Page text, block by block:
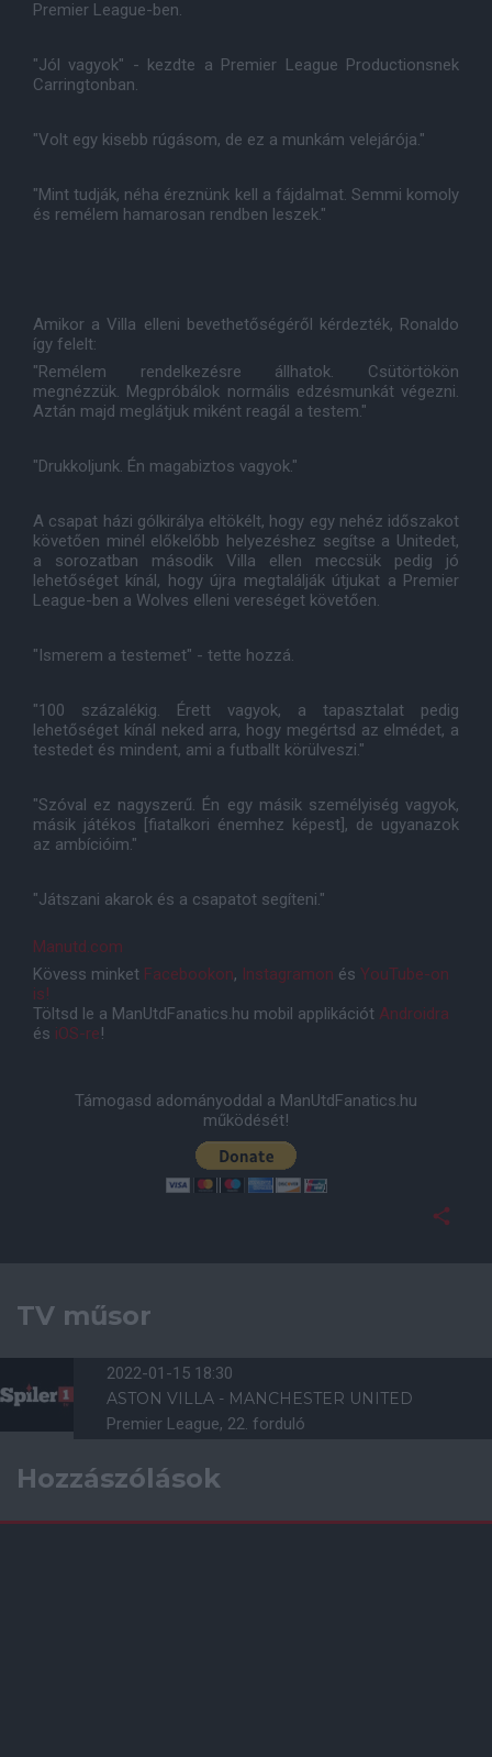
Premier League-ben.
"Jól vagyok" - kezdte a Premier League Productionsnek
Carringtonban.
"Volt egy kisebb rúgásom, de ez a munkám velejárója."
"Mint tudják, néha éreznünk kell a fájdalmat. Semmi komoly
és remélem hamarosan rendben leszek."
Amikor a Villa elleni bevethetőségéről kérdezték, Ronaldo
így felelt:
"Remélem rendelkezésre állhatok. Csütörtökön
megnézzük. Megpróbálok normális edzésmunkát végezni.
Aztán majd meglátjuk miként reagál a testem."
"Drukkoljunk. Én magabiztos vagyok."
A csapat házi gólkirálya eltökélt, hogy egy nehéz időszakot
követően minél előkelőbb helyezéshez segítse a Unitedet,
a sorozatban második Villa ellen meccsük pedig jó
lehetőséget kínál, hogy újra megtalálják útjukat a Premier
League-ben a Wolves elleni vereséget követően.
"Ismerem a testemet" - tette hozzá.
"100 százalékig. Érett vagyok, a tapasztalat pedig
lehetőséget kínál neked arra, hogy megértsd az elmédet, a
testedet és mindent, ami a futballt körülveszi."
"Szóval ez nagyszerű. Én egy másik személyiség vagyok,
másik játékos [fiatalkori énemhez képest], de ugyanazok
az ambícióim."
"Játszani akarok és a csapatot segíteni."
Manutd.com
Kövess minket Facebookon, Instagramon és YouTube-on
is!
Töltsd le a ManUtdFanatics.hu mobil applikációt Androidra
és iOS-re!
Támogasd adományoddal a ManUtdFanatics.hu
működését!
TV műsor
2022-01-15 18:30
ASTON VILLA - MANCHESTER UNITED
Premier League, 22. forduló
Hozzászólások